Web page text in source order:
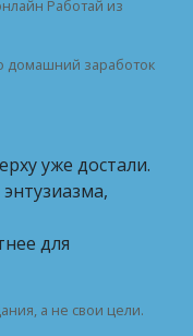
Работай из
домашний заработок
уже достали.
для
а не свои цели.